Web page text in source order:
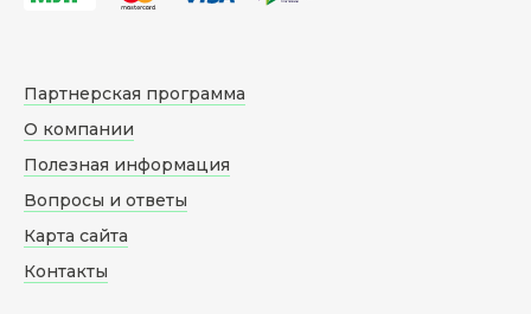
Партнерская программа
О компании
Полезная информация
Вопросы и ответы
Карта сайта
Контакты